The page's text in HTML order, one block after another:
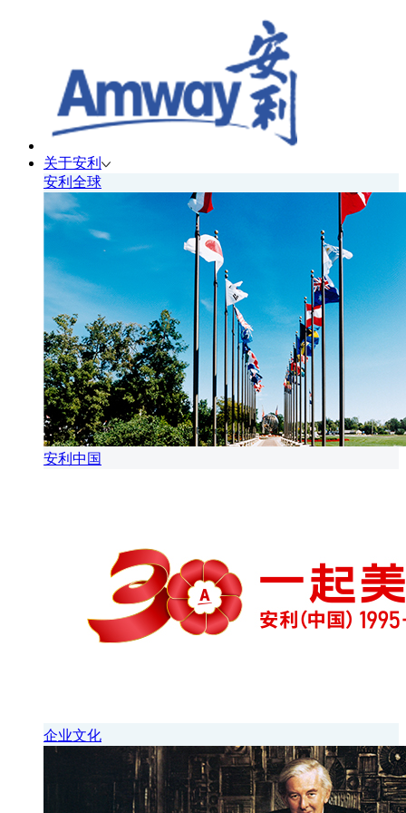
关于安利
安利全球
安利中国
企业文化